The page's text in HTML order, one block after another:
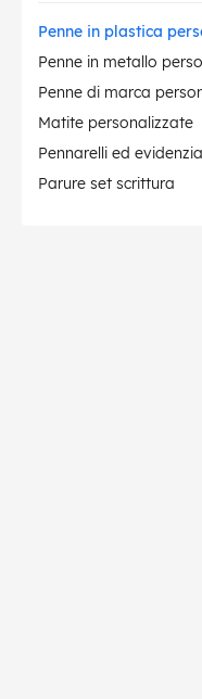
Penne in plastica
Penne in metallo
Penne di marca
Matite personalizzate
Pennarelli ed
Parure set scrittura